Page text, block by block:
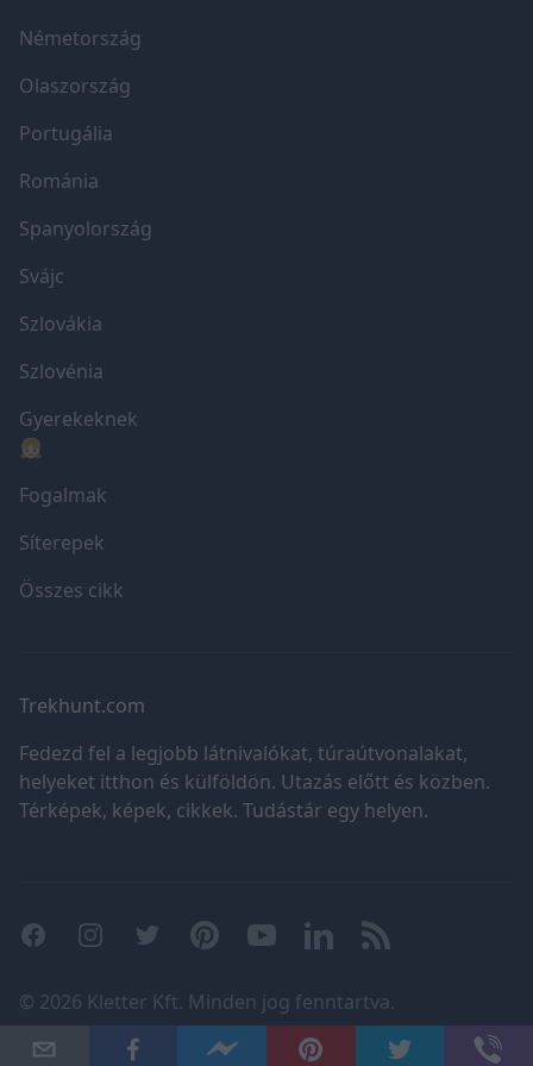
Németország
Olaszország
Portugália
Románia
Spanyolország
Svájc
Szlovákia
Szlovénia
Gyerekeknek
👧🏼
Fogalmak
Síterepek
Összes cikk
Trekhunt.com
Fedezd fel a legjobb látnivalókat, túraútvonalakat,
helyeket itthon és külföldön. Utazás előtt és közben.
Térképek, képek, cikkek. Tudástár egy helyen.
FacebookInstagramTwitterPinterestYouTubeLinkedIn
RSS
© 2026 Kletter Kft. Minden jog fenntartva.